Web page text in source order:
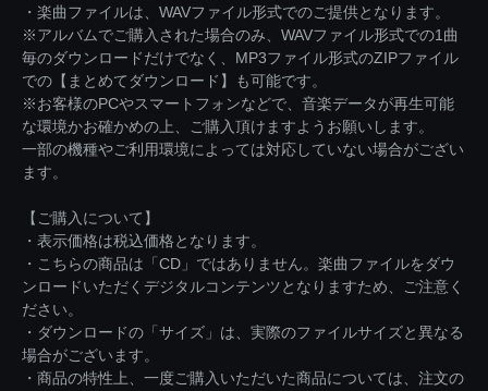
・楽曲ファイルは、WAVファイル形式でのご提供となります。
※アルバムでご購入された場合のみ、WAVファイル形式での1曲
毎のダウンロードだけでなく、MP3ファイル形式のZIPファイル
での【まとめてダウンロード】も可能です。
※お客様のPCやスマートフォンなどで、音楽データが再生可能
な環境かお確かめの上、ご購入頂けますようお願いします。
一部の機種やご利用環境によっては対応していない場合がござい
ます。
【ご購入について】
・表示価格は税込価格となります。
・こちらの商品は「CD」ではありません。楽曲ファイルをダウ
ンロードいただくデジタルコンテンツとなりますため、ご注意く
ださい。
・ダウンロードの「サイズ」は、実際のファイルサイズと異なる
場合がございます。
・商品の特性上、一度ご購入いただいた商品については、注文の